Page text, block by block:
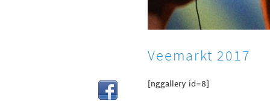
Veemarkt 2017
[nggallery id=8]